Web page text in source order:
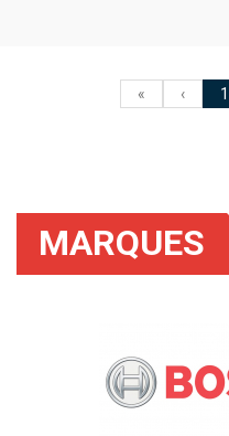
« ‹ 1
MARQUES